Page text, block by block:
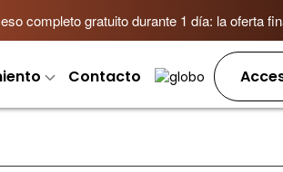
completo gratuito durante 1 día: la oferta
Contacto